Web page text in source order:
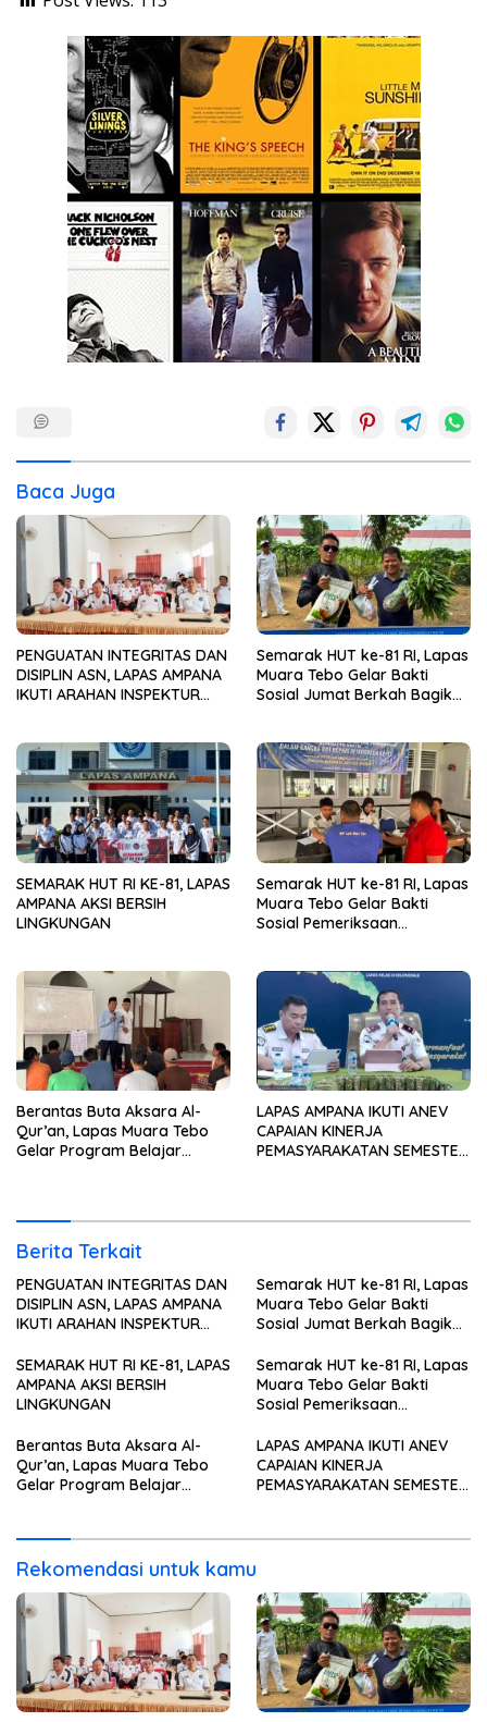
Baca Juga
PENGUATAN INTEGRITAS DAN
DISIPLIN ASN, LAPAS AMPANA
IKUTI ARAHAN INSPEKTUR
Semarak HUT ke-81 RI, Lapas
Muara Tebo Gelar Bakti
Sosial Jumat Berkah Bagikan
SEMARAK HUT RI KE-81, LAPAS
AMPANA AKSI BERSIH
LINGKUNGAN
Semarak HUT ke-81 RI, Lapas
Muara Tebo Gelar Bakti
Sosial Pemeriksaan
Berantas Buta Aksara Al-
Qur’an, Lapas Muara Tebo
Gelar Program Belajar
LAPAS AMPANA IKUTI ANEV
CAPAIAN KINERJA
PEMASYARAKATAN SEMESTER
Berita Terkait
PENGUATAN INTEGRITAS DAN
DISIPLIN ASN, LAPAS AMPANA
IKUTI ARAHAN INSPEKTUR
KEMENIMIPAS
Semarak HUT ke-81 RI, Lapas
Muara Tebo Gelar Bakti
Sosial Jumat Berkah Bagikan
Masyarakat
SEMARAK HUT RI KE-81, LAPAS
AMPANA AKSI BERSIH
LINGKUNGAN
Semarak HUT ke-81 RI, Lapas
Muara Tebo Gelar Bakti
Sosial Pemeriksaan
Berantas Buta Aksara Al-
Qur’an, Lapas Muara Tebo
Gelar Program Belajar
LAPAS AMPANA IKUTI ANEV
CAPAIAN KINERJA
PEMASYARAKATAN SEMESTER
Rekomendasi untuk kamu